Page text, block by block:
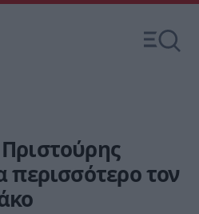
περισσότερο τον